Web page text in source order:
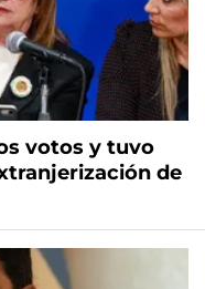
votos y tuvo
de